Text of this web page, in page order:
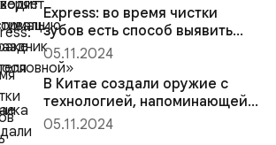
Express: во время чистки
зубов есть способ выявить
рак ротовой полости
05.11.2024
В Китае создали оружие с
технологией, напоминающей
"Звезду смерти"...
05.11.2024